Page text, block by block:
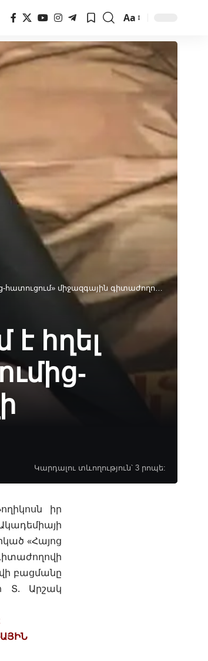
Font
Resizer
Aa
միջազգային գիտաժողովի մասնակիցներին
հղել
Կարդալու տևողություն՝ 3 րոպե:
իր
«Հայոց
բացմանը
Տ. Արշակ